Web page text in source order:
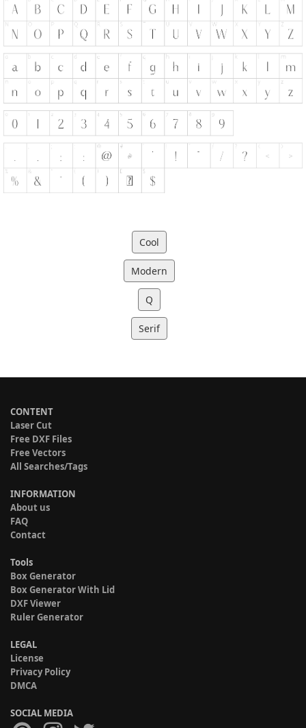
Cool
Modern
Q
Serif
CONTENT
Laser Cut
Free DXF Files
Free Vectors
All Searches/Tags
INFORMATION
About us
FAQ
Contact
Tools
Box Generator
Box Generator With Lid
DXF Viewer
Ruler Generator
LEGAL
License
Privacy Policy
DMCA
SOCIAL MEDIA